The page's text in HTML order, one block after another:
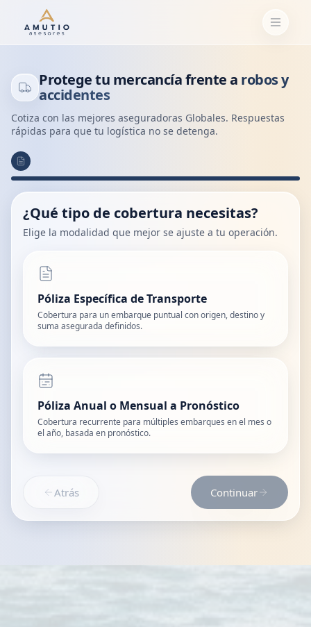
Protege tu mercancía frente a robos y
accidentes
Cotiza con las mejores aseguradoras Globales. Respuestas
rápidas para que tu logística no se detenga.
¿Qué tipo de cobertura necesitas?
Elige la modalidad que mejor se ajuste a tu operación.
Póliza Específica de Transporte
Cobertura para un embarque puntual con origen, destino y
suma asegurada definidos.
Póliza Anual o Mensual a Pronóstico
Cobertura recurrente para múltiples embarques en el mes o
el año, basada en pronóstico.
Atrás Continuar